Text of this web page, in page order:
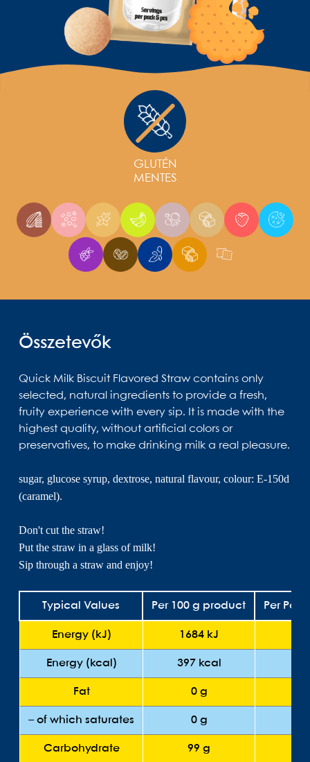
GLUTÉN
MENTES
Összetevők
Quick Milk Biscuit Flavored Straw contains only
selected, natural ingredients to provide a fresh,
fruity experience with every sip. It is made with the
highest quality, without artificial colors or
preservatives, to make drinking milk a real pleasure.
sugar, glucose syrup, dextrose, natural flavour, colour: E-150d
(caramel).
Don't cut the straw!
Put the straw in a glass of milk!
Sip through a straw and enjoy!
Typical Values Per 100 g product Per
Energy (kJ) 1684 kJ
Energy (kcal) 397 kcal
Fat 0 g
– of which saturates 0 g
Carbohydrate 99 g